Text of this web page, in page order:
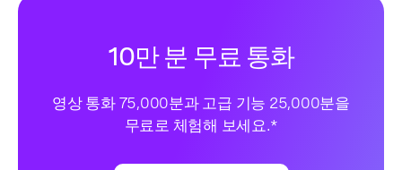
10만 분 무료 통화
영상 통화 75,000분과 고급 기능 25,000분을
무료로 체험해 보세요.*